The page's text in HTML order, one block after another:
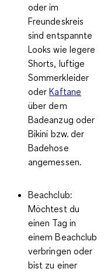
oder im
Freundeskreis
sind entspannte
Looks wie legere
Shorts, luftige
Sommerkleider
oderKaftane
über dem
Badeanzug oder
Bikini bzw. der
Badehose
angemessen.
Beachclub:
Möchtest du
einen Tag in
einem Beachclub
verbringen oder
bist zu einer